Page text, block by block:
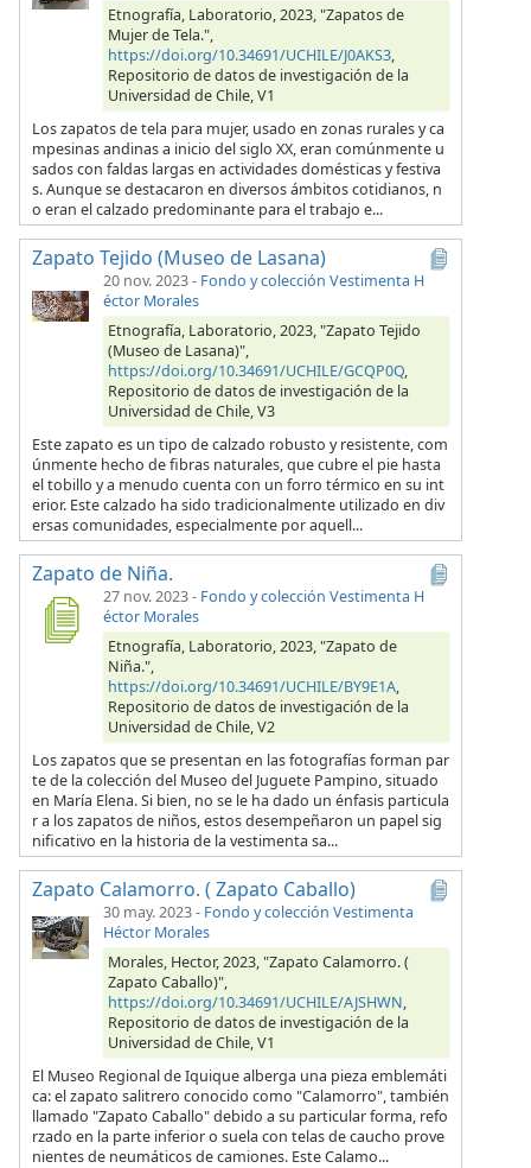
Etnografía, Laboratorio, 2023, "Zapatos de
Mujer de Tela.",
https://doi.org/10.34691/UCHILE/J0AKS3,
Repositorio de datos de investigación de la
Universidad de Chile, V1
Los zapatos de tela para mujer, usado en zonas rurales y ca
mpesinas andinas a inicio del siglo XX, eran comúnmente u
sados con faldas largas en actividades domésticas y festiva
s. Aunque se destacaron en diversos ámbitos cotidianos, n
o eran el calzado predominante para el trabajo e...
Zapato Tejido (Museo de Lasana)
20 nov. 2023- Fondo y colección Vestimenta H
éctor Morales
Etnografía, Laboratorio, 2023, "Zapato Tejido
(Museo de Lasana)",
https://doi.org/10.34691/UCHILE/GCQP0Q,
Repositorio de datos de investigación de la
Universidad de Chile, V3
Este zapato es un tipo de calzado robusto y resistente, com
únmente hecho de fibras naturales, que cubre el pie hasta
el tobillo y a menudo cuenta con un forro térmico en su int
erior. Este calzado ha sido tradicionalmente utilizado en div
ersas comunidades, especialmente por aquell...
Zapato de Niña.
27 nov. 2023- Fondo y colección Vestimenta H
éctor Morales
Etnografía, Laboratorio, 2023, "Zapato de
Niña.",
https://doi.org/10.34691/UCHILE/BY9E1A,
Repositorio de datos de investigación de la
Universidad de Chile, V2
Los zapatos que se presentan en las fotografías forman par
te de la colección del Museo del Juguete Pampino, situado
en María Elena. Si bien, no se le ha dado un énfasis particula
r a los zapatos de niños, estos desempeñaron un papel sig
nificativo en la historia de la vestimenta sa...
Zapato Calamorro. ( Zapato Caballo)
30 may. 2023- Fondo y colección Vestimenta
Héctor Morales
Morales, Hector, 2023, "Zapato Calamorro. (
Zapato Caballo)",
https://doi.org/10.34691/UCHILE/AJSHWN,
Repositorio de datos de investigación de la
Universidad de Chile, V1
El Museo Regional de Iquique alberga una pieza emblemáti
ca: el zapato salitrero conocido como "Calamorro", también
llamado "Zapato Caballo" debido a su particular forma, refo
rzado en la parte inferior o suela con telas de caucho prove
nientes de neumáticos de camiones. Este Calamo...